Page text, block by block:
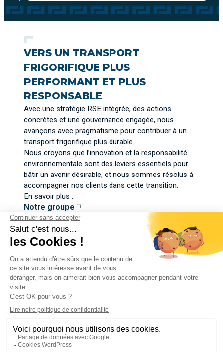
VERS UN TRANSPORT
FRIGORIFIQUE PLUS
PERFORMANT ET PLUS
RESPONSABLE
Avec une stratégie RSE intégrée, des actions
concrètes et une gouvernance engagée, nous
avançons avec pragmatisme pour contribuer à un
transport frigorifique plus durable.
Nous croyons que l’innovation et la responsabilité
environnementale sont des leviers essentiels pour
bâtir un avenir désirable, et nous sommes résolus à
accompagner nos clients dans cette transition.
En savoir plus :
Notre groupe
Politique de confidentialité
Gestion des cookies